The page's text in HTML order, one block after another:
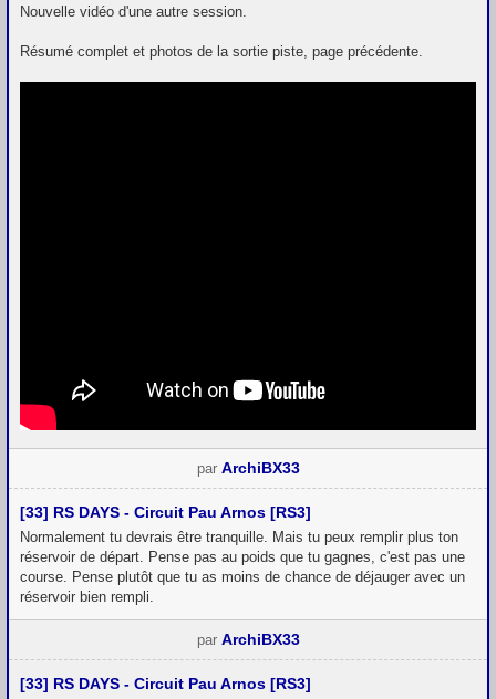
Nouvelle vidéo d'une autre session.
Résumé complet et photos de la sortie piste, page précédente.
par ArchiBX33
[33] RS DAYS - Circuit Pau Arnos [RS3]
Normalement tu devrais être tranquille. Mais tu peux remplir plus ton
réservoir de départ. Pense pas au poids que tu gagnes, c'est pas une
course. Pense plutôt que tu as moins de chance de déjauger avec un
réservoir bien rempli.
par ArchiBX33
[33] RS DAYS - Circuit Pau Arnos [RS3]